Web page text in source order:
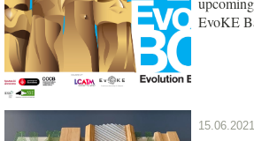
EvoKE
15.06.2021